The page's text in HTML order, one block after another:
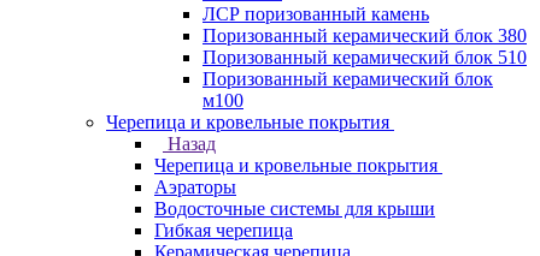
ЛСР поризованный камень
Поризованный керамический блок 380
Поризованный керамический блок 510
Поризованный керамический блок
м100
Черепица и кровельные покрытия
Назад
Черепица и кровельные покрытия
Аэраторы
Водосточные системы для крыши
Гибкая черепица
Керамическая черепица